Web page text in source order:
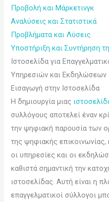
Προβολή και Μάρκετινγκ
Αναλύσεις και Στατιστικά
Προβλήματα και Λύσεις
Υποστήριξη και Συντήρηση
Ιστοσελίδα για
Υπηρεσιών και Εκδηλώσεων
Εισαγωγή στην Ιστοσελίδα
Η δημιουργία μιας
συλλόγους αποτελεί έναν
την ψηφιακή παρουσία των
της ψηφιακής
οι υπηρεσίες και οι
καθιστά σημαντική την
ιστοσελίδας. Αυτή είναι η
επαγγελματικοί σύλλογοι